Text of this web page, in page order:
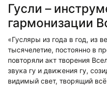
Гусли –
гармонизации
«Гусляры из года в год, из
тысячелетие, постоянно в
повторяли акт творения
звука гу и движения гу,
видимый свет, творящий